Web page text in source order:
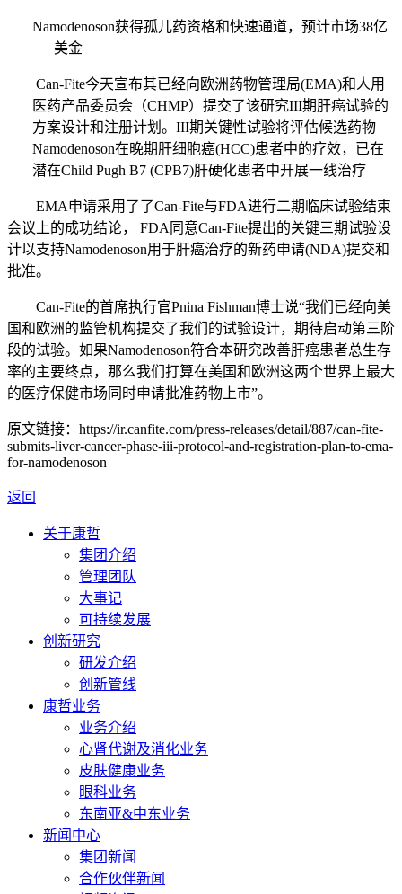
Namodenoson获得孤儿药资格和快速通道，预计市场38亿
美金
Can-Fite今天宣布其已经向欧洲药物管理局(EMA)和人用
医药产品委员会（CHMP）提交了该研究III期肝癌试验的
方案设计和注册计划。III期关键性试验将评估候选药物
Namodenoson在晚期肝细胞癌(HCC)患者中的疗效，已在
潜在Child Pugh B7 (CPB7)肝硬化患者中开展一线治疗
EMA申请采用了了Can-Fite与FDA进行二期临床试验结束
会议上的成功结论，
FDA同意Can-Fite提出的关键三期试验设
计以支持Namodenoson用于肝癌治疗的新药申请(NDA)提交和
批准。
Can-Fite的首席执行官Pnina Fishman博士说“我们已经向美
国和欧洲的监管机构提交了我们的试验设计，期待启动第三阶
段的试验。如果Namodenoson符合本研究改善肝癌患者总生存
率的主要终点，那么我们打算在美国和欧洲这两个世界上最大
的医疗保健市场同时申请批准药物上市”。
原文链接：https://ir.canfite.com/press-releases/detail/887/can-fite-
submits-liver-cancer-phase-iii-protocol-and-registration-plan-to-ema-
for-namodenoson
返回
关于康哲
集团介绍
管理团队
大事记
可持续发展
创新研究
研发介绍
创新管线
康哲业务
业务介绍
心肾代谢及消化业务
皮肤健康业务
眼科业务
东南亚&中东业务
新闻中心
集团新闻
合作伙伴新闻